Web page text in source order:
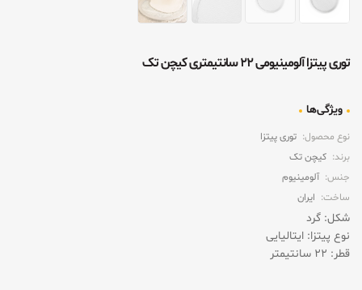
توری پیتزا آلومینیومی ۲۲ سانتیمتری کیچن تک
ویژگی‌ها
نوع محصول: توری پیتزا
برند: کیچن تک
جنس: آلومینیوم
ساخت: ایران
شکل: گرد
نوع پیتزا: ایتالیایی
قطر: ۲۲ سانتیمتر